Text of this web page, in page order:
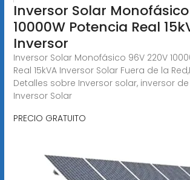
Inversor Solar
10000W Potencia Real
Inversor
Inversor Solar Monofásico 96V 220V
Real 15kVA Inversor Solar Fuera de la
Detalles sobre Inversor solar, inversor
Inversor Solar
PRECIO GRATUITO